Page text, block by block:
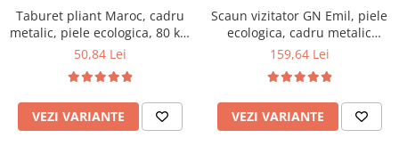
Saltele ieftine
Saltele cu plasa de arcuri
Scaune pentru bucatarie
Mobila bucatarie
Seturi mese si scaune bucatarie
Mobilier hol
Mobila hol
Suporturi si rafturi pantofi
Taburet pliant Maroc, cadru
metalic, piele ecologica, 80 kg,
multicolor
50,84 Lei
VEZI VARIANTE
Scaun vizitator GN Emil, piele
ecologica, cadru metalic
cromat, stivuibil, 100 kg
159,64 Lei
VEZI VARIANTE